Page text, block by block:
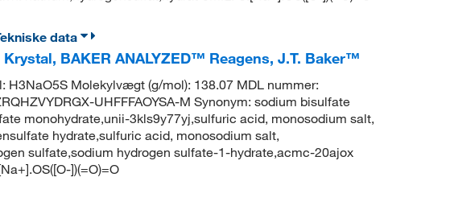
data
BAKER ANALYZED™ Reagens, J.T. Baker™
Molekylvægt (g/mol): 138.07 MDL nummer:
UHFFFAOYSA-M Synonym: sodium bisulfate
monohydrate,unii-3kls9y77yj,sulfuric acid, monosodium salt,
hydrate,sulfuric acid, monosodium salt,
sulfate,sodium hydrogen sulfate-1-hydrate,acmc-20ajox
])(=O)=O